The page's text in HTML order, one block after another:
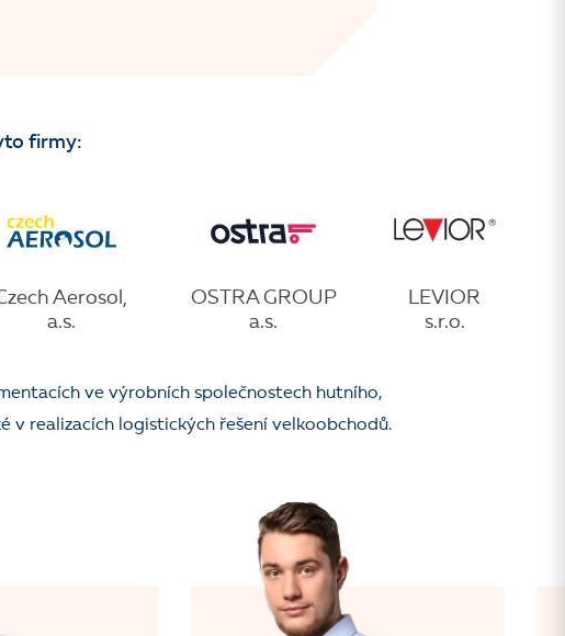
firmy:
Aerosol,
a.s.
OSTRA GROUP
a.s.
LEVIOR
s.r.o.
ve výrobních společnostech hutního,
v realizacích logistických řešení velkoobchodů.